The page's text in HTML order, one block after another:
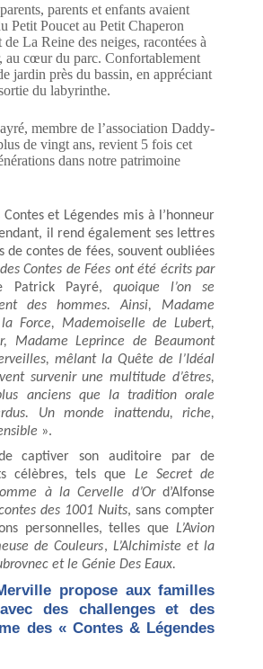
parents et enfants avaient
Petit Poucet au Petit Chaperon
La Reine des neiges, racontées à
au cœur du parc. Confortablement
jardin près du bassin, en appréciant
du labyrinthe.
membre de l’association Daddy-
de vingt ans, revient 5 fois cet
dans notre patrimoine
et Légendes mis à l’honneur
il rend également ses lettres
de contes de fées, souvent oubliées
Contes de Fées ont été écrits par
Patrick Payré, quoique l’on se
des hommes. Ainsi, Madame
Force, Mademoiselle de Lubert,
Madame Leprince de Beaumont
mêlant la Quête de l’Idéal
survenir une multitude d’êtres,
anciens que la tradition orale
Un monde inattendu, riche,
».
captiver son auditoire par de
célèbres, tels que Le Secret de
à la Cervelle d’Ord’Alfonse
des 1001 Nuits, sans compter
personnelles, telles queL’Avion
de Couleurs, L’Alchimiste et la
et le Génie Des Eaux.
propose aux familles
des challenges et des
des « Contes & Légendes